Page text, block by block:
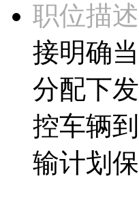
职位描述
接明确
分配下
控车辆
输计划